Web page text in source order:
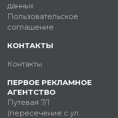
данных
Пользовательское
соглашение
КОНТАКТЫ
Контакты
ПЕРВОЕ РЕКЛАМНОЕ
АГЕНТСТВО
Путевая 7/1
(пересечение с ул.